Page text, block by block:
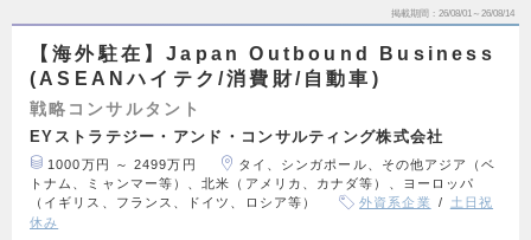
掲載期間 26/08/01～26/08/14
【海外駐在】Japan Outbound Business
(ASEANハイテク/消費財/自動車)
戦略コンサルタント
EYストラテジー・アンド・コンサルティング株式会社
1000万円 ～ 2499万円
タイ、シンガポール、その他アジア（ベ
トナム、ミャンマー等）、北米（アメリカ、カナダ等）、ヨーロッパ
（イギリス、フランス、ドイツ、ロシア等）
外資系企業
土日祝
休み